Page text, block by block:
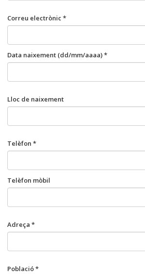
Correu electrònic *
Data naixement (dd/mm/aaaa) *
Lloc de naixement
Telèfon *
Telèfon mòbil
Adreça *
Població *